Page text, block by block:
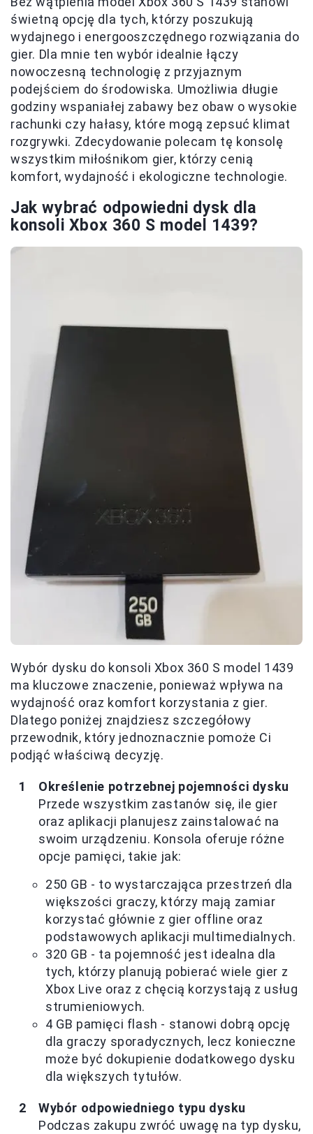
świetną opcję dla tych, którzy poszukują
wydajnego i energooszczędnego rozwiązania do
gier. Dla mnie ten wybór idealnie łączy
nowoczesną technologię z przyjaznym
podejściem do środowiska. Umożliwia długie
godziny wspaniałej zabawy bez obaw o wysokie
rachunki czy hałasy, które mogą zepsuć klimat
rozgrywki. Zdecydowanie polecam tę konsolę
wszystkim miłośnikom gier, którzy cenią
komfort, wydajność i ekologiczne technologie.
Jak wybrać odpowiedni dysk dla
konsoli Xbox 360 S model 1439?
Wybór dysku do konsoli Xbox 360 S model 1439
ma kluczowe znaczenie, ponieważ wpływa na
wydajność oraz komfort korzystania z gier.
Dlatego poniżej znajdziesz szczegółowy
przewodnik, który jednoznacznie pomoże Ci
podjąć właściwą decyzję.
Określenie potrzebnej pojemności dysku
Przede wszystkim zastanów się, ile gier
oraz aplikacji planujesz zainstalować na
swoim urządzeniu. Konsola oferuje różne
opcje pamięci, takie jak:
250 GB - to wystarczająca przestrzeń dla
większości graczy, którzy mają zamiar
korzystać głównie z gier offline oraz
podstawowych aplikacji multimedialnych.
320 GB - ta pojemność jest idealna dla
tych, którzy planują pobierać wiele gier z
Xbox Live oraz z chęcią korzystają z usług
strumieniowych.
4 GB pamięci flash - stanowi dobrą opcję
dla graczy sporadycznych, lecz konieczne
może być dokupienie dodatkowego dysku
dla większych tytułów.
Wybór odpowiedniego typu dysku
Podczas zakupu zwróć uwagę na typ dysku,